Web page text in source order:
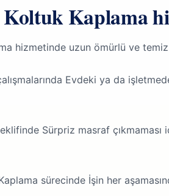
Kaplama
hizmetinde uzun ömürlü ve
Evdeki ya da
Sürpriz masraf
sürecinde İşin her